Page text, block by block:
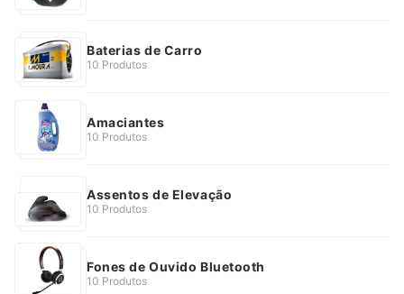
Baterias de Carro
10 Produtos
Amaciantes
10 Produtos
Assentos de Elevação
10 Produtos
Fones de Ouvido Bluetooth
10 Produtos